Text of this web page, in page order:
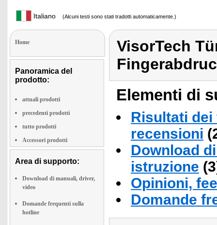
Italiano (Alcuni testi sono stati tradotti automaticamente.)
Home
Panoramica del
prodotto:
attuali prodotti
precedenti prodotti
tutto prodotti
Accessori prodotti
Area di supporto:
Download di manuali, driver,
video
Domande frequenti sulla
hotline
VisorTech
Elementi di
Risultati
recensioni
Download
istruzione
Opinioni,
Domande